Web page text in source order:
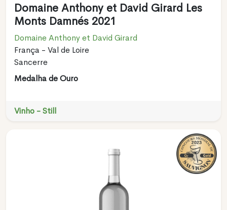
Domaine Anthony et David Girard Les
Monts Damnés 2021
Domaine Anthony et David Girard
França - Val de Loire
Sancerre
Medalha de Ouro
Vinho - Still